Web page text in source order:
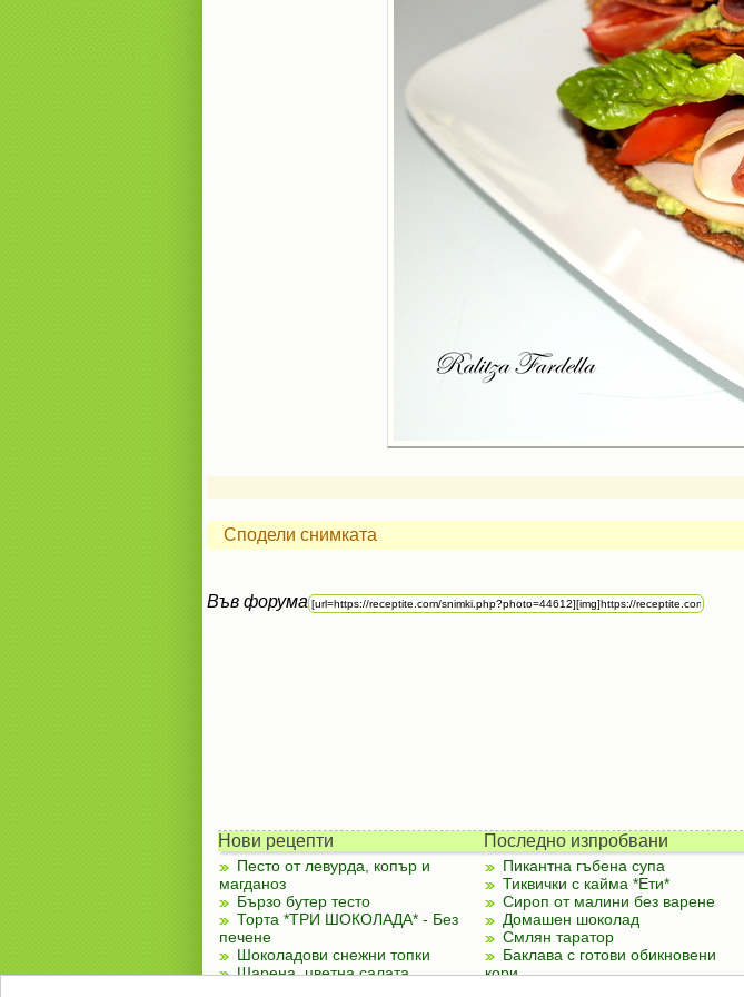
Сподели снимката
Във форума
Нови рецепти
Песто от левурда, копър и
магданоз
Бързо бутер тесто
Торта *ТРИ ШОКОЛАДА* - Без
печене
Шоколадови снежни топки
Шарена, цветна салата
Последно изпробвани
Пикантна гъбена супа
Тиквички с кайма *Ети*
Сироп от малини без варене
Домашен шоколад
Смлян таратор
Баклава с готови обикновени
кори